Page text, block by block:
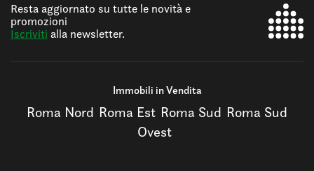
Resta aggiornato su tutte le novità e
promozioni
Iscriviti alla newsletter.
Immobili in Vendita
Roma Nord Roma Est Roma Sud Roma Sud
Ovest